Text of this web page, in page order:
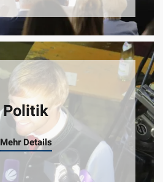
Politik
Mehr Details